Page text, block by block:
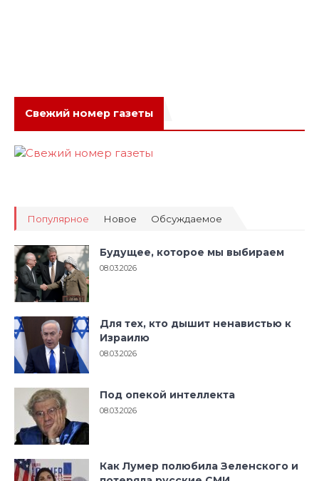
Свежий номер газеты
Популярное Новое Обсуждаемое
Будущее, которое мы выбираем
08.03.2026
Для тех, кто дышит ненавистью к
Израилю
08.03.2026
Под опекой интеллекта
08.03.2026
Как Лумер полюбила Зеленского и